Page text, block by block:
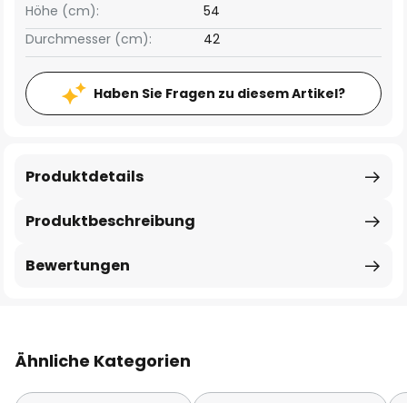
Höhe (cm):
54
Durchmesser (cm):
42
Haben Sie Fragen zu diesem Artikel?
Produktbeschreibung
Produktdetails
Bewertungen
Ähnliche Kategorien